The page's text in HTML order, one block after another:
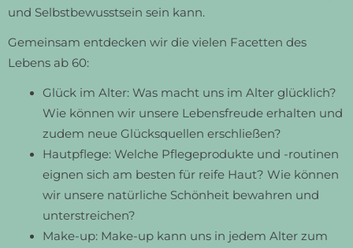
und Selbstbewusstsein sein kann.
Gemeinsam entdecken wir die vielen Facetten des
Lebens ab 60:
Glück im Alter:Was macht uns im Alter glücklich?
Wie können wir unsere Lebensfreude erhalten und
zudem neue Glücksquellen erschließen?
Hautpflege:Welche Pflegeprodukte und -routinen
eignen sich am besten für reife Haut? Wie können
wir unsere natürliche Schönheit bewahren und
unterstreichen?
Make-up:Make-up kann uns in jedem Alter zum